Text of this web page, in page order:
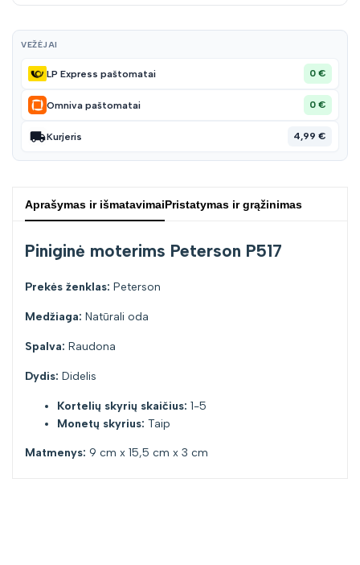
VEŽĖJAI
LP Express paštomatai 0 €
Omniva paštomatai 0 €
Kurjeris 4,99 €
Aprašymas ir išmatavimaiPristatymas ir grąžinimas
Piniginė moterims Peterson P517
Prekės ženklas: Peterson
Medžiaga: Natūrali oda
Spalva: Raudona
Dydis: Didelis
Kortelių skyrių skaičius: 1-5
Monetų skyrius: Taip
Matmenys: 9 cm x 15,5 cm x 3 cm